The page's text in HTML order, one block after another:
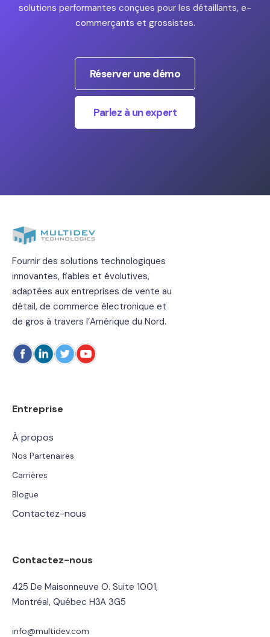
solutions performantes conçues pour les détaillants, e-
commerçants et grossistes.
Réserver une démo
Parlez à un expert
Fournir des solutions technologiques
innovantes, fiables et évolutives,
adaptées aux entreprises de vente au
détail, de commerce électronique et
de gros à travers l’Amérique du Nord.
Entreprise
À propos
Nos Partenaires
Carrières
Blogue
Contactez-nous
Contactez-nous
425 De Maisonneuve O. Suite 1001,
Montréal, Québec H3A 3G5
info@multidev.com